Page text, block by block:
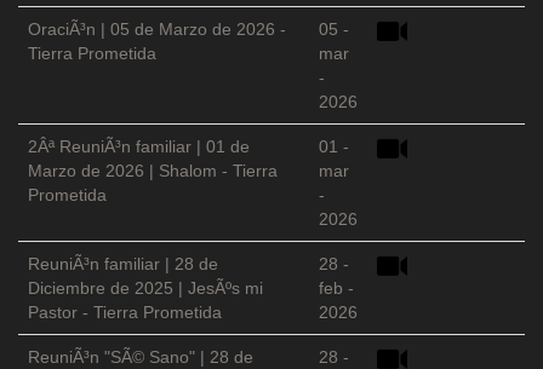
OraciÃ³n | 05 de Marzo de 2026 -
Tierra Prometida
05 -
mar
-
2026
2Âª ReuniÃ³n familiar | 01 de
Marzo de 2026 | Shalom - Tierra
Prometida
01 -
mar
-
2026
ReuniÃ³n familiar | 28 de
Diciembre de 2025 | JesÃºs mi
Pastor - Tierra Prometida
28 -
feb -
2026
ReuniÃ³n "SÃ© Sano" | 28 de
28 -